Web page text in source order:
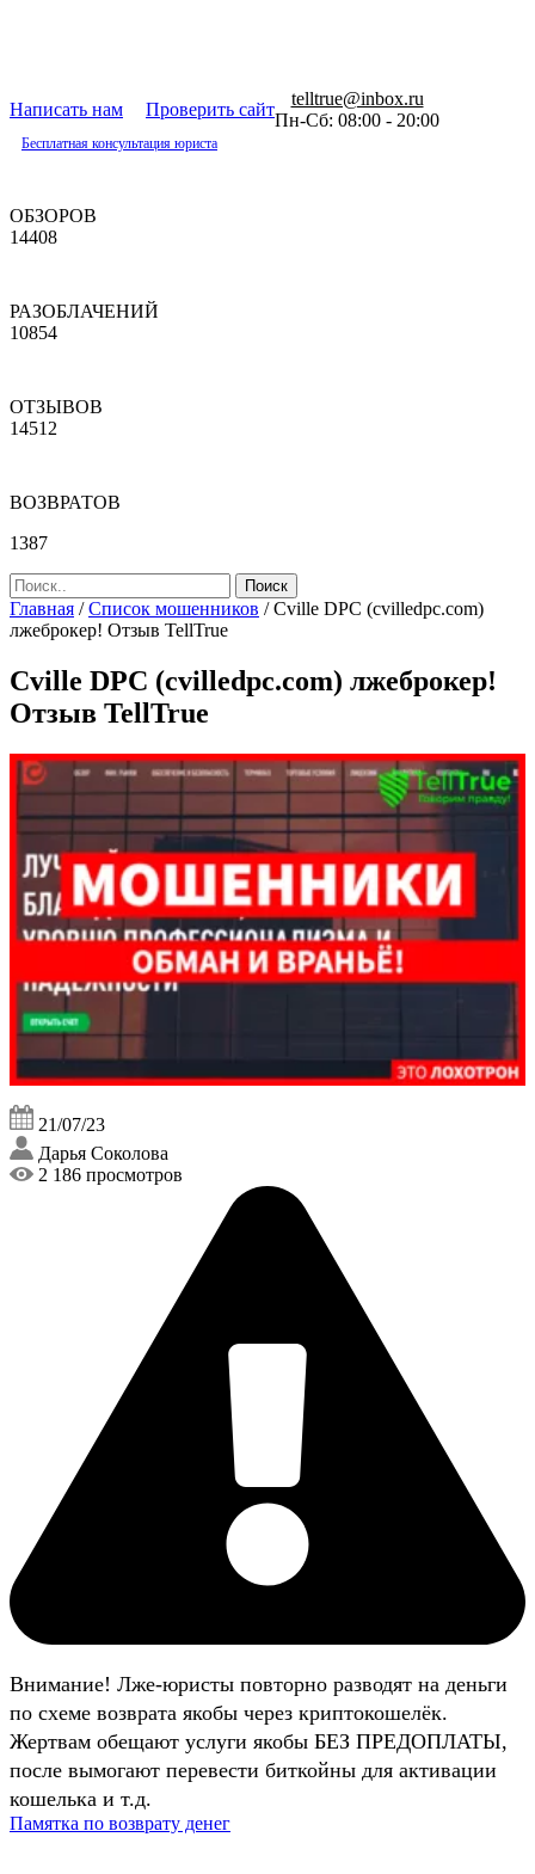
Написать нам Проверить сайт
telltrue@inbox.ru
Пн-Сб: 08:00 - 20:00
Бесплатная консультация юриста
ОБЗОРОВ
14408
РАЗОБЛАЧЕНИЙ
10854
ОТЗЫВОВ
14512
ВОЗВРАТОВ
1387
Главная /Список мошенников /Cville DPC (cvilledpc.com)
лжеброкер! Отзыв TellTrue
Cville DPC (cvilledpc.com) лжеброкер!
Отзыв TellTrue
21/07/23
Дарья Соколова
2 186 просмотров
Внимание! Лже-юристы повторно разводят на деньги
по схеме возврата якобы через криптокошелёк.
Жертвам обещают услуги якобы БЕЗ ПРЕДОПЛАТЫ,
после вымогают перевести биткойны для активации
кошелька и т.д.
Памятка по возврату денег